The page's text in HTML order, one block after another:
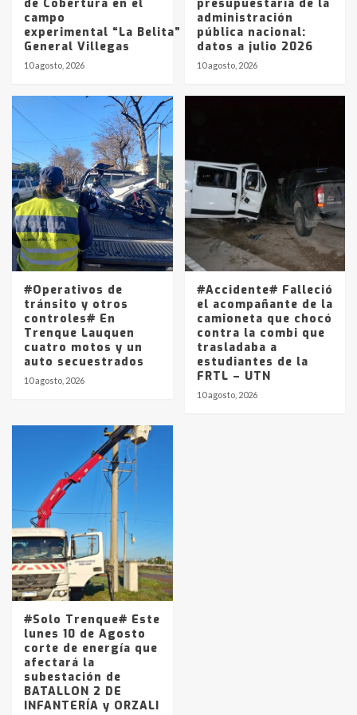
de Cobertura en el
campo
experimental “La Belita” del INTA
General Villegas
10 agosto, 2026
presupuestaria de la
administración
pública nacional:
datos a julio 2026
10 agosto, 2026
#Operativos de
tránsito y otros
controles# En
Trenque Lauquen
cuatro motos y un
auto secuestrados
10 agosto, 2026
#Accidente# Falleció
el acompañante de la
camioneta que chocó
contra la combi que
trasladaba a
estudiantes de la
FRTL – UTN
10 agosto, 2026
#Solo Trenque# Este
lunes 10 de Agosto
corte de energía que
afectará la
subestación de
BATALLON 2 DE
INFANTERÍA y ORZALI